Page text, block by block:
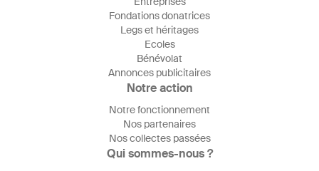
Fondations donatrices
Legs et héritages
Ecoles
Bénévolat
Annonces publicitaires
Notre action
Notre fonctionnement
Nos partenaires
Nos collectes passées
Qui sommes-nous ?